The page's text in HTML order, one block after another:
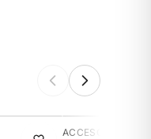
-20%
ACCESORIOS